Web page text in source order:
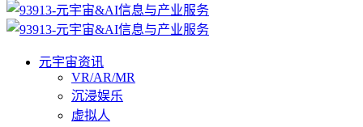
元宇宙资讯
VR/AR/MR
沉浸娱乐
虚拟人